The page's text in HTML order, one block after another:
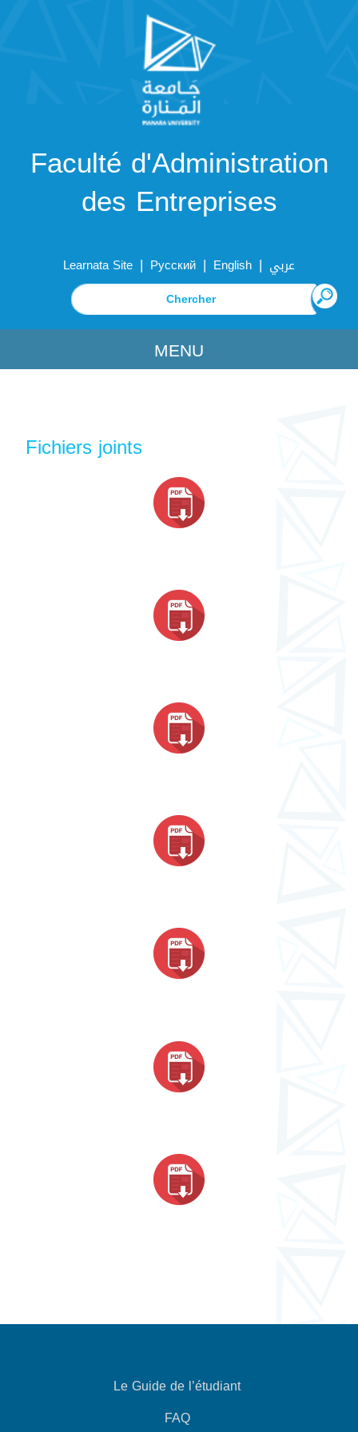
Faculté d'Administration
des Entreprises
Learnata Site | Русский | English | عربي
MENU
Fichiers joints
Le Guide de l’étudiant
FAQ